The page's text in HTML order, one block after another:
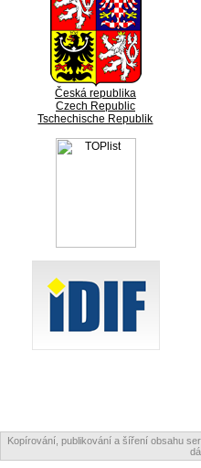
Česká republika
Czech Republic
Tschechische Republik
Kopírování, publikování a šíření obsahu